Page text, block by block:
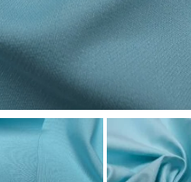
щоб збільшити